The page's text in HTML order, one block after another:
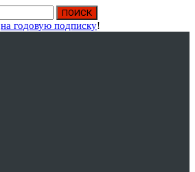
на годовую подписку!